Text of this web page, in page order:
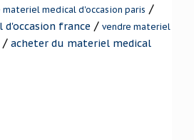
medical d'occasion paris /
france / vendre materiel
/ acheter du materiel medical